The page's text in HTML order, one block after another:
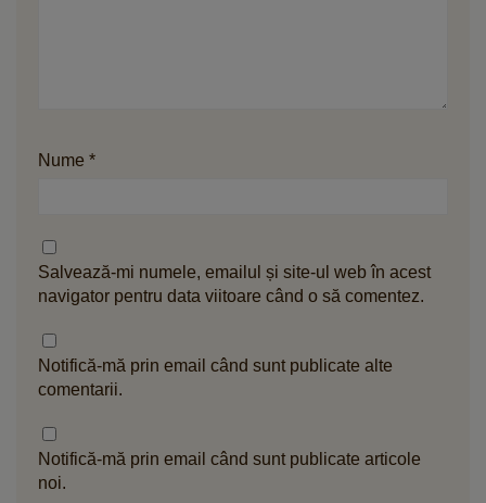
Nume *
Salvează-mi numele, emailul și site-ul web în acest
navigator pentru data viitoare când o să comentez.
Notifică-mă prin email când sunt publicate alte
comentarii.
Notifică-mă prin email când sunt publicate articole
noi.